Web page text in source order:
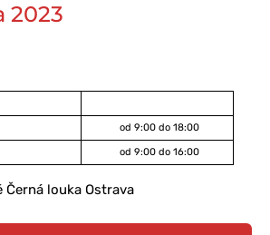
2023
od 9:00 do 18:00
od 9:00 do 16:00
Černá louka Ostrava